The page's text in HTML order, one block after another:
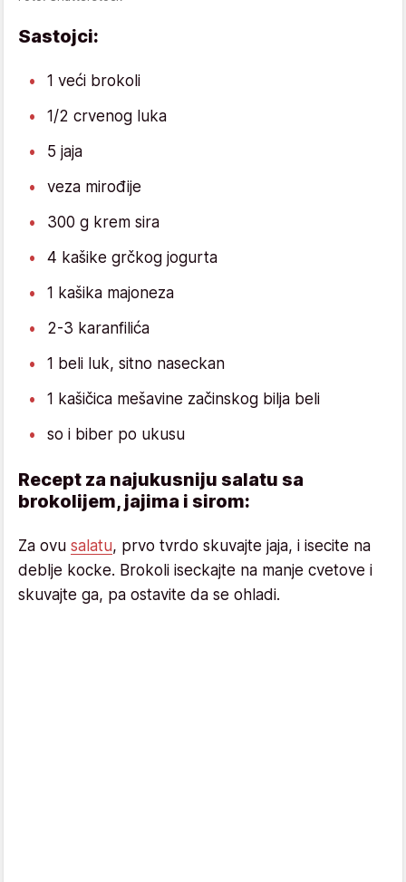
Sastojci:
1 veći brokoli
1/2 crvenog luka
5 jaja
veza mirođije
300 g krem sira
4 kašike grčkog jogurta
1 kašika majoneza
2-3 karanfilića
1 beli luk, sitno naseckan
1 kašičica mešavine začinskog bilja beli
so i biber po ukusu
Recept za najukusniju salatu sa
brokolijem, jajima i sirom:
Za ovu salatu, prvo tvrdo skuvajte jaja, i isecite na
deblje kocke. Brokoli iseckajte na manje cvetove i
skuvajte ga, pa ostavite da se ohladi.